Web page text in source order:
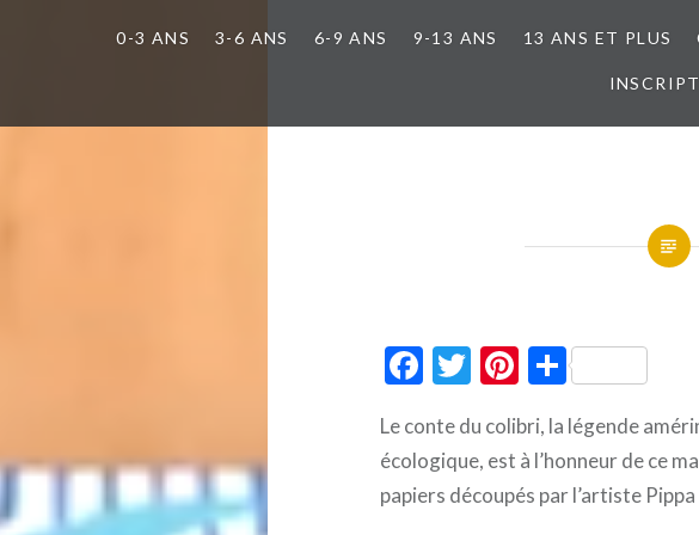
0-3 ANS 3-6 ANS 6-9 ANS 9-13 ANS 13 ANS ET PLUS
Facebook
TwitterPinterest
Partager
Le conte du colibri, la légende
écologique, est à l’honneur de ce
papiers découpés par l’artiste